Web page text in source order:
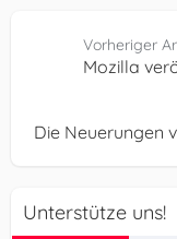
Vorheriger
Mozilla
Die Neuerungen
Unterstütze uns!